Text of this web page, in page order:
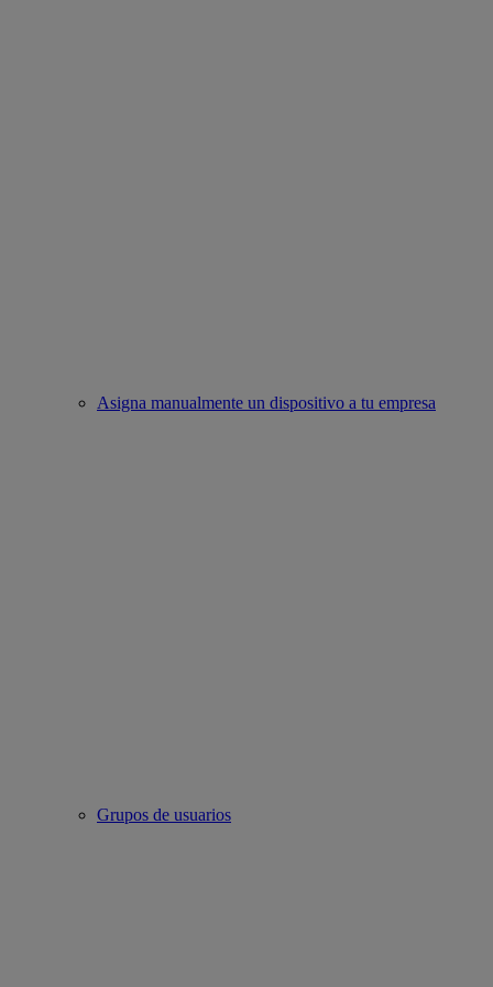
Asigna manualmente un dispositivo a tu empresa
Grupos de usuarios